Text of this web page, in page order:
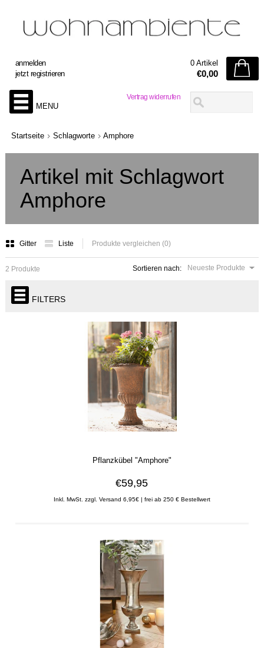
Vertrag widerrufen
anmelden
jetzt registrieren
0 Artikel
€0,00
MENU
Startseite Schlagworte Amphore
Artikel mit Schlagwort
Amphore
Gitter Liste Produkte vergleichen (0)
Sortieren nach: Neueste Produkte
2 Produkte
FILTERS
Pflanzkübel "Amphore"
€59,95
Inkl. MwSt. zzgl. Versand 6,95€ | frei ab 250 € Bestellwert